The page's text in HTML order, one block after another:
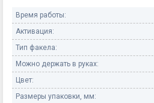
Время работы:
Активация:
Тип факела:
Можно держать в руках:
Цвет:
Размеры упаковки, мм: